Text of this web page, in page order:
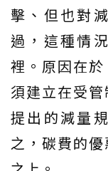
擊、但也對
過，這種情
裡。原因在
須建立在受
提出的減量
之，碳費的